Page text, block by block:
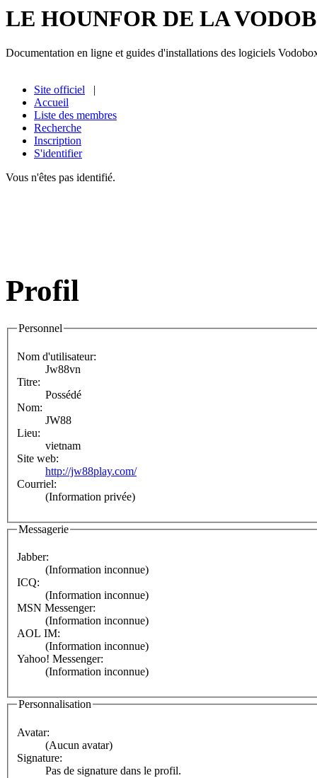
LE HOUNFOR DE LA
Documentation en ligne et guides d'installations des logiciels
Site officiel |
Accueil
Liste des membres
Recherche
Inscription
S'identifier
Vous n'êtes pas identifié.
Profil
Personnel
Nom d'utilisateur:
Jw88vn
Titre:
Possédé
Nom:
JW88
Lieu:
vietnam
Site web:
http://jw88play.com/
Courriel:
(Information privée)
Messagerie
Jabber:
(Information inconnue)
ICQ:
(Information inconnue)
MSN Messenger:
(Information inconnue)
AOL IM:
(Information inconnue)
Yahoo! Messenger:
(Information inconnue)
Personnalisation
Avatar:
(Aucun avatar)
Signature:
Pas de signature dans le profil.